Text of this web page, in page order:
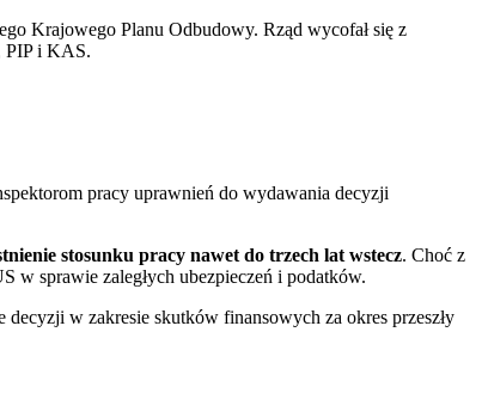
Krajowego Planu Odbudowy. Rząd wycofał się z
PIP i KAS.
pracy uprawnień do wydawania decyzji
stosunku pracy nawet do trzech lat wstecz. Choć z
w sprawie zaległych ubezpieczeń i podatków.
decyzji w zakresie skutków finansowych za okres przeszły